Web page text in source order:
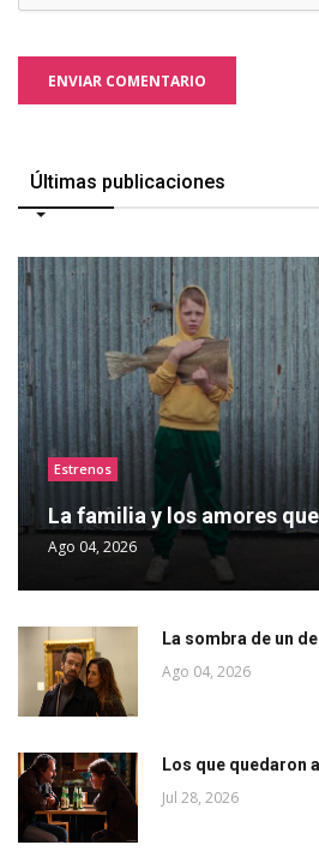
ENVIAR COMENTARIO
Últimas publicaciones
Estrenos
La familia y los amores
Ago 04, 2026
La sombra de un
Ago 04, 2026
Los que quedaron
Jul 28, 2026